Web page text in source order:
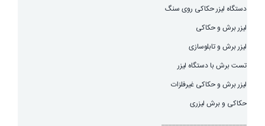
دستگاه لیزر حکاکی روی سنگ
لیزر برش و حکاکی
لیزر برش و تابلوسازی
تست برش با دستگاه لیزر
لیزر برش و حکاکی غیرفلزات
حکاکی و برش لیزری
________________________